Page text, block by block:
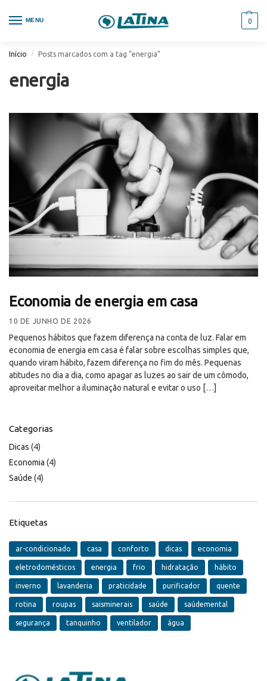
MENU 0
Início / Posts marcados com a tag “energia”
energia
Economia de energia em casa
10 DE JUNHO DE 2026
Pequenos hábitos que fazem diferença na conta de luz. Falar em
economia de energia em casa é falar sobre escolhas simples que,
quando viram hábito, fazem diferença no fim do mês. Pequenas
atitudes no dia a dia, como apagar as luzes ao sair de um cômodo,
aproveitar melhor a iluminação natural e evitar o uso […]
Categorias
Dicas (4)
Economia (4)
Saúde (4)
Etiquetas
ar-condicionado casa conforto dicas economia
eletrodomésticos energia frio hidratação hábito
inverno lavanderia praticidade purificador quente
rotina roupas saisminerais saúde saúdemental
segurança tanquinho ventilador água